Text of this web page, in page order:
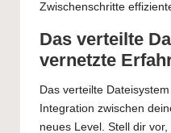
Zwischenschritte
Das verteilte
vernetzte
Das verteilte
Integration zwischen
neues Level. Stell dir